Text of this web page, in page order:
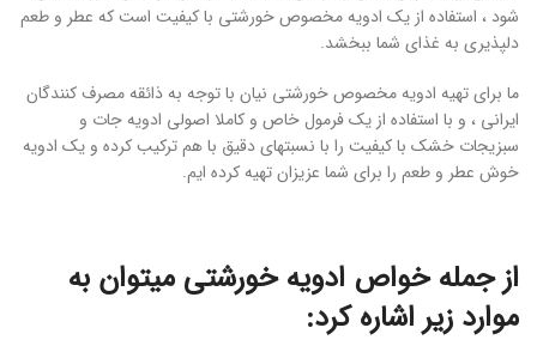
شود ، استفاده از یک ادویه مخصوص خورشتی با کیفیت است که عطر و طعم
دلپذیری به غذای شما ببخشد.
ما برای تهیه ادویه مخصوص خورشتی نیان با توجه به ذائقه مصرف کنندگان
ایرانی ، و با استفاده از یک فرمول خاص و کاملا اصولی ادویه جات و
سبزیجات خشک با کیفیت را با نسبتهای دقیق با هم ترکیب کرده و یک ادویه
خوش عطر و طعم را برای شما عزیزان تهیه کرده ایم.
از جمله خواص ادویه خورشتی میتوان به
موارد زیر اشاره کرد: